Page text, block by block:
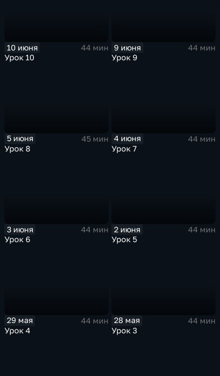
16 уроков
10 июня
44 мин
Урок 10
9 июня
44 мин
Урок 9
5 июня
45 мин
Урок 8
4 июня
44 мин
Урок 7
3 июня
44 мин
Урок 6
2 июня
44 мин
Урок 5
29 мая
44 мин
Урок 4
28 мая
44 мин
Урок 3